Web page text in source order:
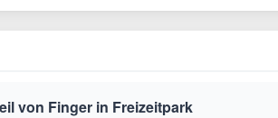
von Finger in Freizeitpark